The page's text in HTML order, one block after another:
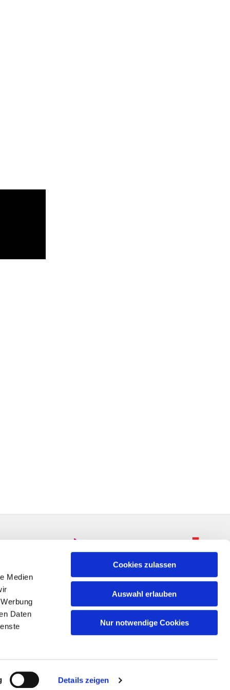
Medien
Daten
Details zeigen
Cookies zulassen
Auswahl erlauben
Nur notwendige Cookies